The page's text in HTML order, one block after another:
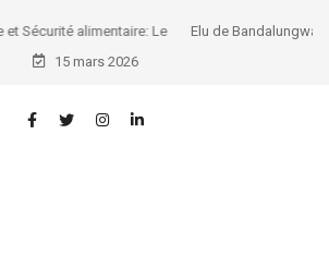
Jared Phanzu a partagé les pagnes
du 8 Mars aux mamans de sa juridiction
15 mars 2026